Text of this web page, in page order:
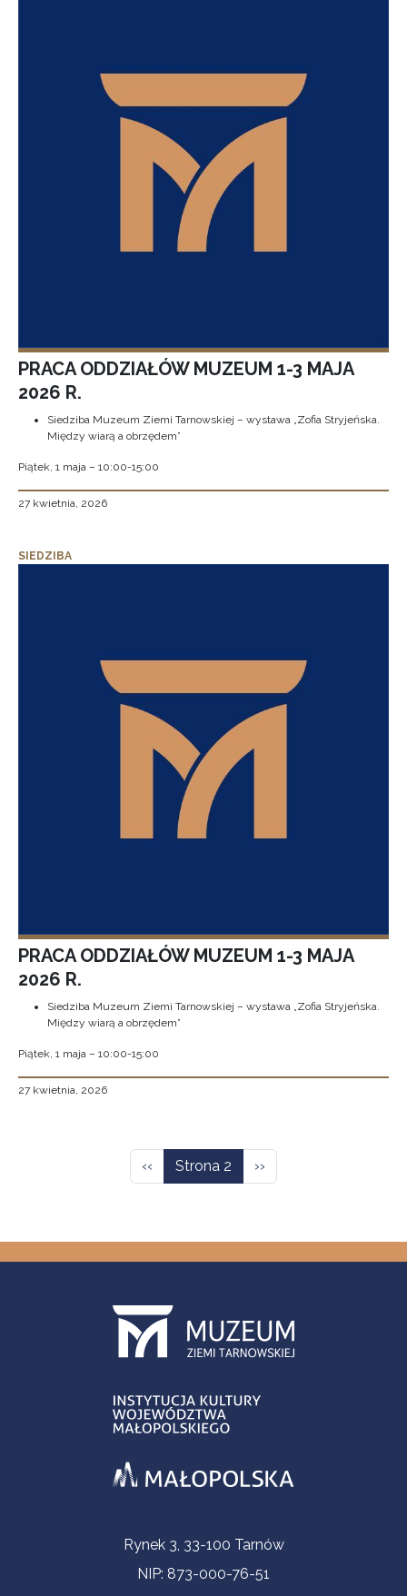
PRACA ODDZIAŁÓW MUZEUM 1-3 MAJA
2026 R.
Siedziba Muzeum Ziemi Tarnowskiej – wystawa „Zofia Stryjeńska.
Między wiarą a obrzędem”
Piątek, 1 maja – 10:00-15:00
27 kwietnia, 2026
SIEDZIBA
PRACA ODDZIAŁÓW MUZEUM 1-3 MAJA
2026 R.
Siedziba Muzeum Ziemi Tarnowskiej – wystawa „Zofia Stryjeńska.
Między wiarą a obrzędem”
Piątek, 1 maja – 10:00-15:00
27 kwietnia, 2026
Poprzednia strona
‹‹ Strona 2 Następna strona
››
Informacje kontaktoweRynek 3, 33-100 Tarnów
NIP: 873-000-76-51